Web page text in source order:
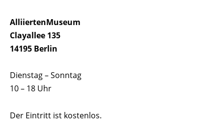
AlliiertenMuseum
Clayallee 135
14195 Berlin
Dienstag – Sonntag
10 – 18 Uhr
Der Eintritt ist kostenlos.